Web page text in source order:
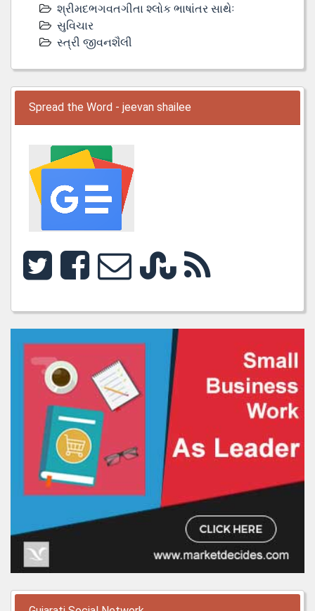
શ્રીમદભગવતગીતા શ્લોક ભાષાંતર સાથેઃ
સુવિચાર
સ્ત્રી જીવનશૈલી
Spread the Word - jeevan shailee